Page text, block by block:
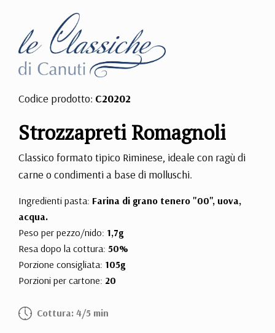
Codice prodotto: C20202
Strozzapreti Romagnoli
Classico formato tipico Riminese, ideale con ragù di
carne o condimenti a base di molluschi.
Ingredienti pasta: Farina di grano tenero "00", uova,
acqua.
Peso per pezzo/nido: 1,7g
Resa dopo la cottura: 50%
Porzione consigliata: 105g
Porzioni per cartone: 20
Cottura: 4/5 min